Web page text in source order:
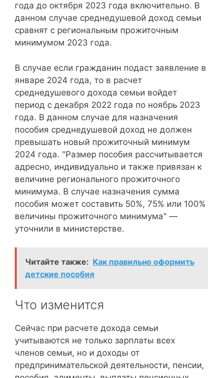
года до октября 2023 года включительно. В
данном случае среднедушевой доход семьи
сравнят с региональным прожиточным
минимумом 2023 года.
В случае если гражданин подаст заявление в
январе 2024 года, то в расчет
среднедушевого дохода семьи войдет
период с декабря 2022 года по ноябрь 2023
года. В данном случае для назначения
пособия среднедушевой доход не должен
превышать новый прожиточный минимум
2024 года. "Размер пособия рассчитывается
адресно, индивидуально и также привязан к
величине регионального прожиточного
минимума. В случае назначения сумма
пособия может составить 50%, 75% или 100%
величины прожиточного минимума" —
уточнили в министерстве.
Читайте также: Как правильно оформить
детские пособия
Что изменится
Сейчас при расчете дохода семьи
учитываются не только зарплаты всех
членов семьи, но и доходы от
предпринимательской деятельности, пенсии,